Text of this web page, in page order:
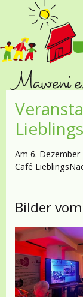
Am 6.
Café
Bilder